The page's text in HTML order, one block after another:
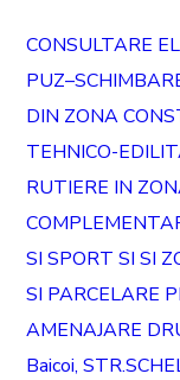
CONSULTARE
DIN ZONA
TEHNICO-
RUTIERE IN
SI SPORT SI SI
SI PARCELARE
AMENAJARE
Baicoi,